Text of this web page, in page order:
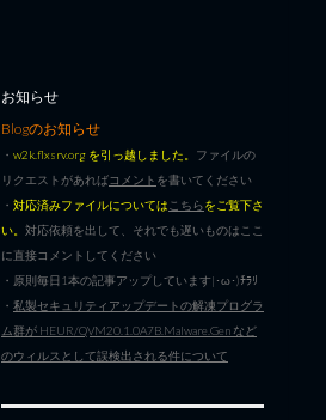
お知らせ
Blogのお知らせ
・ w2k.flxsrv.org を引っ越しました。 ファイルの
リクエストがあればコメント を書いてください
・ 対応済みファイルについては こちらをご覧下さ
い。 対応依頼を出して、それでも遅いものはここ
に直接コメントしてください
・原則毎日1本の記事アップしています|･ω･)ﾁﾗﾘ
・ 私製セキュリティアップデートの解凍プログラ
ム群が HEUR/QVM20.1.0A7B.Malware.Gen など
のウィルスとして誤検出される件について